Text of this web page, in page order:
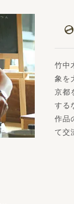
竹中
象を
京都
する
作品
て交